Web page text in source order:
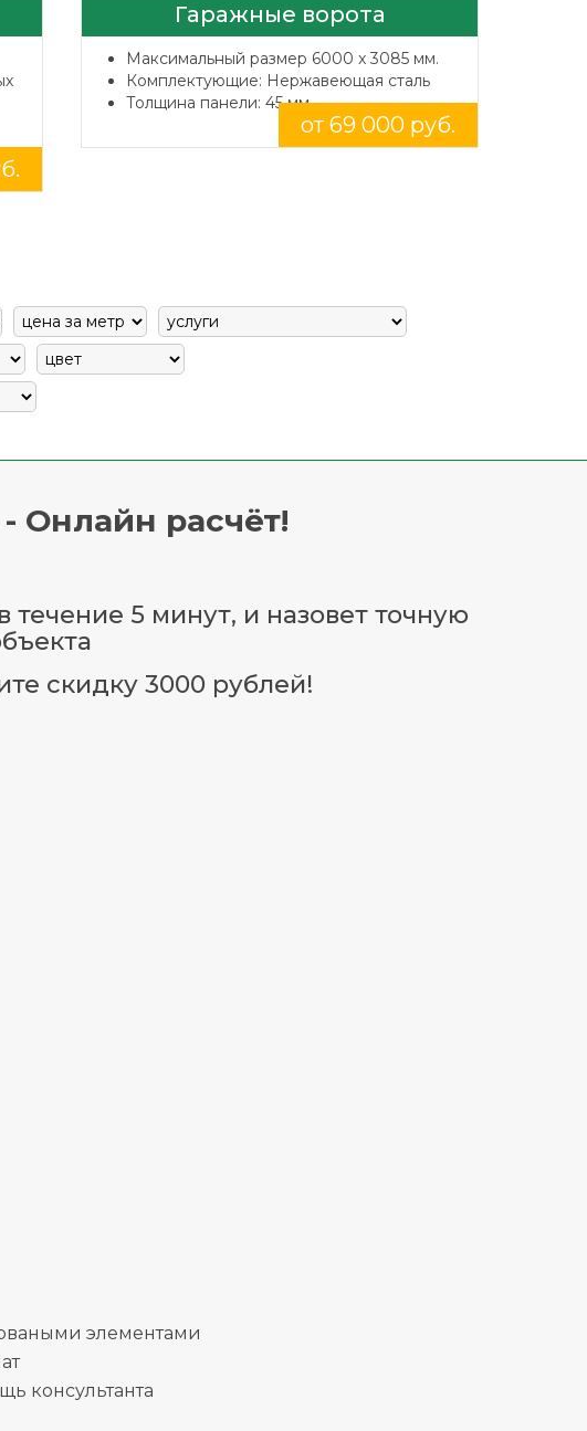
Гаражные ворота
Максимальный размер 6000 x 3085 мм.
Комплектующие: Нержавеющая сталь
Толщина панели: 45 мм.
от 69 000 руб.
Онлайн расчёт!
5 минут, и назовет точную
скидку 3000 рублей!
элементами
консультанта